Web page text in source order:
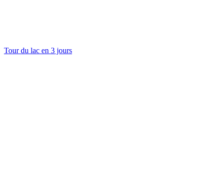
Tour du lac en 3 jours